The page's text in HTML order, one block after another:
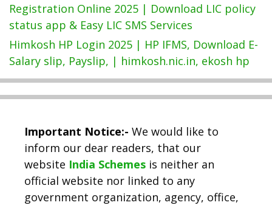
Registration Online 2025 | Download LIC policy
status app & Easy LIC SMS Services
Himkosh HP Login 2025 | HP IFMS, Download E-
Salary slip, Payslip, | himkosh.nic.in, ekosh hp
Important Notice:- We would like to
inform our dear readers, that our
website India Schemes is neither an
official website nor linked to any
government organization, agency, office,